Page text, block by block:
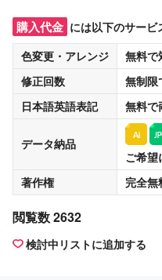
購入代金 には以下のサービ
色変更・アレンジ
無料で
修正回数
無制限
日本語英語表記
無料で
データ納品
ご希望
著作権
完全無
閲覧数 2632
検討中リストに追加する